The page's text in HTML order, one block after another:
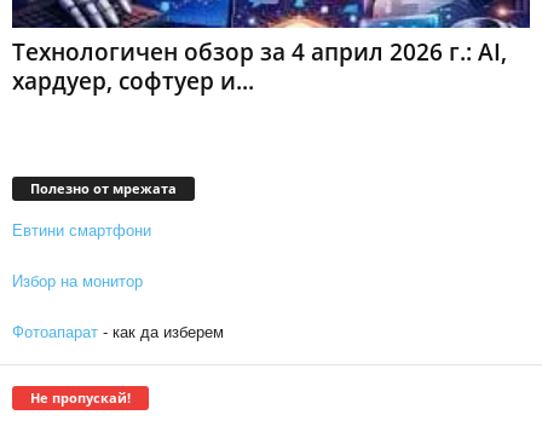
Технологичен обзор за 4 април 2026 г.: AI,
хардуер, софтуер и...
Полезно от мрежата
Евтини смартфони
Избор на монитор
Фотоапарат - как да изберем
Не пропускай!